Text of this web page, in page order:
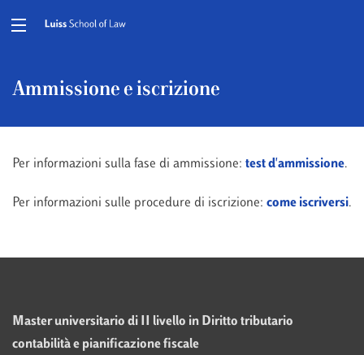
Ammissione e iscrizione
Per informazioni sulla fase di ammissione: test d'ammissione.
Per informazioni sulle procedure di iscrizione: come iscriversi.
Master universitario di II livello in Diritto tributario
contabilità e pianificazione fiscale